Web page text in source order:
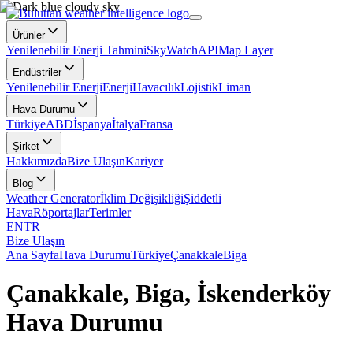
Ürünler
Yenilenebilir Enerji TahminiSkyWatchAPIMap Layer
Endüstriler
Yenilenebilir EnerjiEnerjiHavacılıkLojistikLiman
Hava Durumu
TürkiyeABDİspanyaİtalyaFransa
Şirket
HakkımızdaBize UlaşınKariyer
Blog
Weather Generatorİklim DeğişikliğiŞiddetli
HavaRöportajlarTerimler
ENTR
Bize Ulaşın
Ana SayfaHava DurumuTürkiyeÇanakkaleBiga
Çanakkale, Biga, İskenderköy
Hava Durumu